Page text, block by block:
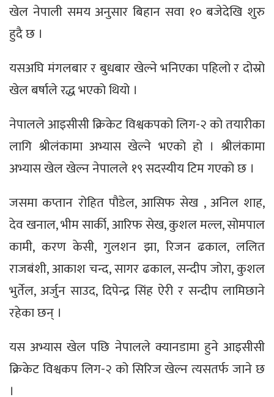
खेल नेपाली समय अनुसार बिहान सवा १० बजेदेखि शुरु
हुदै छ ।
यसअघि मंगलबार र बुधबार खेल्ने भनिएका पहिलो र दोस्रो
खेल बर्षाले रद्ध भएको थियो ।
नेपालले आइसीसी क्रिकेट विश्वकपको लिग-२ को तयारीका
लागि श्रीलंकामा अभ्यास खेल्ने भएको हो । श्रीलंकामा
अभ्यास खेल खेल्न नेपालले १९ सदस्यीय टिम गएको छ ।
जसमा कप्तान रोहित पौडेल, आसिफ सेख , अनिल शाह,
देव खनाल, भीम सार्की, आरिफ सेख, कुशल मल्ल, सोमपाल
कामी, करण केसी, गुलशन झा, रिजन ढकाल, ललित
राजबंशी, आकाश चन्द, सागर ढकाल, सन्दीप जोरा, कुशल
भुर्तेल, अर्जुन साउद, दिपेन्द्र सिंह ऐरी र सन्दीप लामिछाने
रहेका छन् ।
यस अभ्यास खेल पछि नेपालले क्यानडामा हुने आइसीसी
क्रिकेट विश्वकप लिग-२ को सिरिज खेल्न त्यसतर्फ जाने छ
।